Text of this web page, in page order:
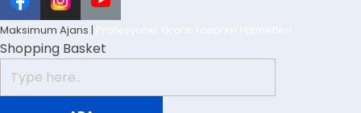
Maksimum Ajans |
Shopping Basket